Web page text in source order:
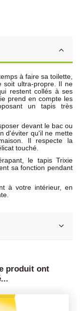
à faire sa toilette,
soit ultra-propre. Il ne
restent collés à ses
prend en compte les
un tapis très
devant le bac ou
d'éviter qu'il ne mette
Il respecte la
touché.
le tapis Trixie
sa fonction pendant
à votre intérieur, en
produit ont